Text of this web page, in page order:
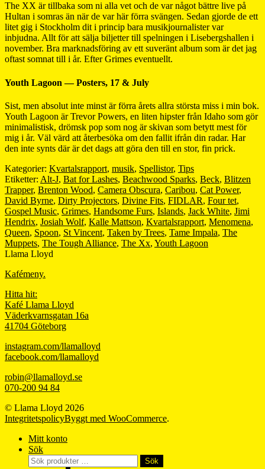
The XX är tillbaka som ni alla vet och de var något bättre live på
Hultan i somras än när de var här förra svängen. Sedan gjorde de ett
litet gig i Stockholm dit i princip bara musikjournalister var
inbjudna. Allt för att sälja biljetter till spelningen i Lisebergshallen i
november. Bra marknadsföring av ett suveränt album som är det jag
oftast somnat till i år. Efter Grimes eventuellt.
Youth Lagoon — Posters, 17 & July
Sist, men absolut inte minst är förra årets allra största miss i min bok.
Youth Lagoon är Trevor Powers, en liten hipster från Idaho som gör
minimalistisk, drömsk pop som nog är skivan som betytt mest för
mig i år. Väl värd att återbesöka om den fallit ifrån din radar. Har
den inte synts där är det dags att göra den till en stor, fin prick.
Kategorier: Kvartalsrapport, musik, Spellistor, Tips
Etiketter: Alt-J, Bat for Lashes, Beachwood Sparks, Beck, Blitzen
Trapper, Brenton Wood, Camera Obscura, Caribou, Cat Power,
David Byrne, Dirty Projectors, Divine Fits, FIDLAR, Four tet,
Gospel Music, Grimes, Handsome Furs, Islands, Jack White, Jimi
Hendrix, Josiah Wolf, Kalle Mattson, Kvartalsrapport, Menomena,
Queen, Spoon, St Vincent, Taken by Trees, Tame Impala, The
Muppets, The Tough Alliance, The Xx, Youth Lagoon
Llama Lloyd
Kafémeny.
Hitta hit:
Kafé Llama Lloyd
Väderkvarnsgatan 16a
41704 Göteborg
instagram.com/llamalloyd
facebook.com/llamalloyd
robin@llamalloyd.se
070-200 94 84
© Llama Lloyd 2026
IntegritetspolicyByggt med WooCommerce.
Mitt konto
Sök
Sök
Sök